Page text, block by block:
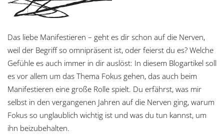
Das liebe Manifestieren – geht es dir schon auf die Nerven,
weil der Begriff so omnipräsent ist, oder feierst du es? Welche
Gefühle es auch immer in dir auslöst: In diesem Blogartikel soll
es vor allem um das Thema Fokus gehen, das auch beim
Manifestieren eine große Rolle spielt. Du erfährst, was mir
selbst in den vergangenen Jahren auf die Nerven ging, warum
Fokus so unglaublich wichtig ist und was du tun kannst, um
ihn beizubehalten.